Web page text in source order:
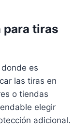
para tiras
es
las tiras en
o tiendas
elegir
adicional.